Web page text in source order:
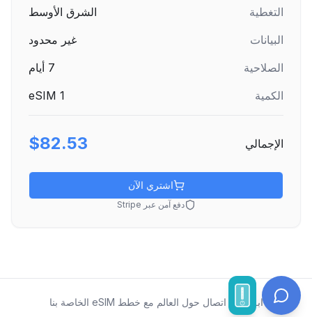
التغطية
الشرق الأوسط
البيانات
غير محدود
الصلاحية
7 أيام
الكمية
1
الإجمالي $82.53
اشتري الآن
دفع آمن عبر Stripe
ابقَ على اتصال حول العالم مع خطط eSIM الخاصة بنا